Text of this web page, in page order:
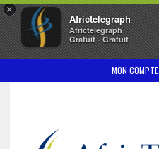
×
Africtelegraph
Africtelegraph
Gratuit - Gratuit
MON COMPTE